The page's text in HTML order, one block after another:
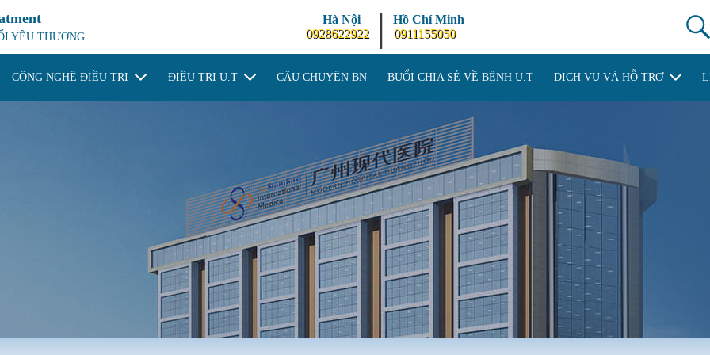
YÊU THƯƠNG
Hà Nội
0928622922
|
Hồ Chí Minh
0911155050
CÔNG NGHỆ ĐIỀU TRỊ ĐIỀU TRỊ U.T CÂU CHUYỆN BN BUỔI CHIA SẺ VỀ BỆNH U.T DỊCH VỤ VÀ HỖ TRỢ